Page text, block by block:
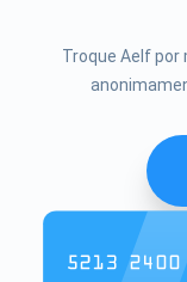
Troque Aelf por